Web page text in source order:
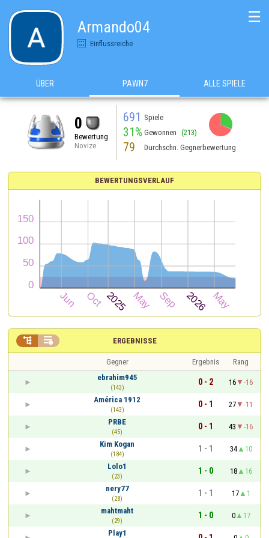
Armando04
Einflussreiche
☰
ÜBER PAWN7 ALLE SPIELE
0
Bewertung
Novize
691 Spiele
31% Gewonnen (213)
79 Durchschn. Gegnerbewertung
BEWERTUNGSVERLAUF
ERGEBNISSE
 
Gegner Ergebnis
Rang
ebrahim945
(143)
0 - 2 16
-16
América 1912
(143)
0 - 1 27
-11
PRBE
(45)
0 - 1 43
-16
Kim Kogan
(184)
1 - 1 34
10
Lolo1
(23)
1 - 0 18
16
nery77
(28)
1 - 1 17
1
mahtmaht
(29)
1 - 0 0
17
Play1